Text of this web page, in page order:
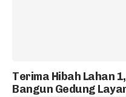
Terima Hibah Lahan
Bangun Gedung